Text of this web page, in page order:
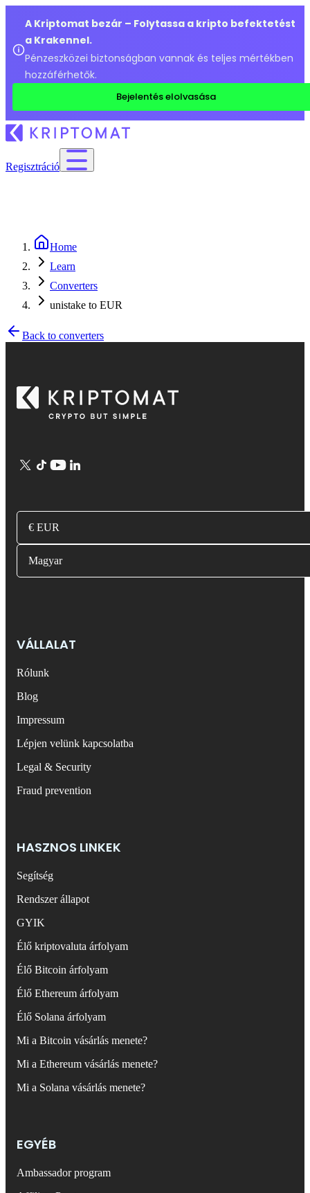
A Kriptomat bezár – Folytassa a kripto befektetést
a Krakennel.
Pénzeszközei biztonságban vannak és teljes mértékben
hozzáférhetők.
Bejelentés elolvasása
Regisztráció
Home
Learn
Converters
unistake to EUR
Back to converters
€ EUR
Magyar
VÁLLALAT
Rólunk
Blog
Impressum
Lépjen velünk kapcsolatba
Legal & Security
Fraud prevention
HASZNOS LINKEK
Segítség
Rendszer állapot
GYIK
Élő kriptovaluta árfolyam
Élő Bitcoin árfolyam
Élő Ethereum árfolyam
Élő Solana árfolyam
Mi a Bitcoin vásárlás menete?
Mi a Ethereum vásárlás menete?
Mi a Solana vásárlás menete?
EGYÉB
Ambassador program